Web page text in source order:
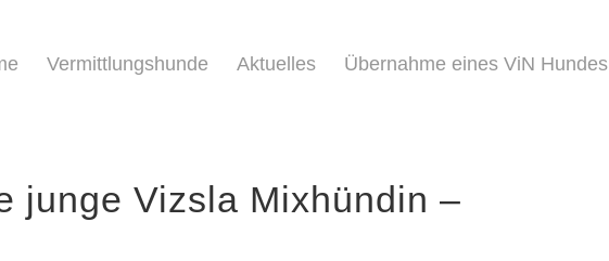
Vermittlungshunde Aktuelles Übernahme eines ViN Hundes
junge Vizsla Mixhündin –